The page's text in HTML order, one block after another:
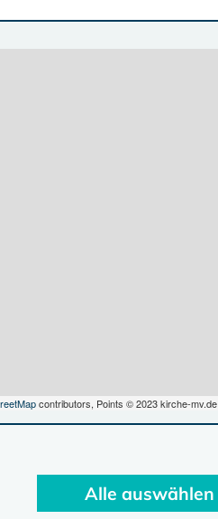
contributors, Points © 2023 kirche-mv.de
Alle auswählen